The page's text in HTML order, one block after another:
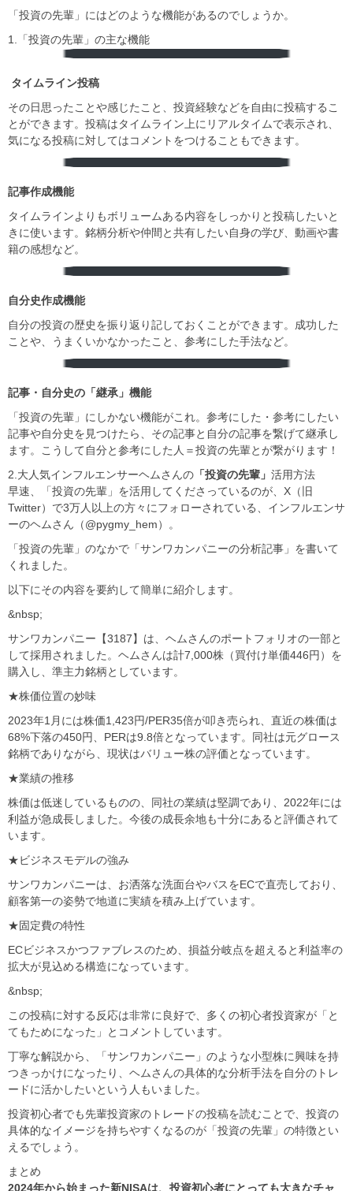
「投資の先輩」にはどのような機能があるのでしょうか。
1.「投資の先輩」の主な機能
︎ タイムライン投稿
その日思ったことや感じたこと、投資経験などを自由に投稿するこ
とができます。投稿はタイムライン上にリアルタイムで表示され、
気になる投稿に対してはコメントをつけることもできます。
︎記事作成機能
タイムラインよりもボリュームある内容をしっかりと投稿したいと
きに使います。銘柄分析や仲間と共有したい自身の学び、動画や書
籍の感想など。
︎自分史作成機能
自分の投資の歴史を振り返り記しておくことができます。成功した
ことや、うまくいかなかったこと、参考にした手法など。
︎記事・自分史の「継承」機能
「投資の先輩」にしかない機能がこれ。参考にした・参考にしたい
記事や自分史を見つけたら、その記事と自分の記事を繋げて継承し
ます。こうして自分と参考にした人＝投資の先輩とが繋がります！
2.大人気インフルエンサーヘムさんの 「投資の先輩」 活用方法
早速、「投資の先輩」を活用してくださっているのが、X（旧
Twitter）で3万人以上の方々にフォローされている、インフルエンサ
ーのヘムさん（@pygmy_hem）。
「投資の先輩」のなかで「サンワカンパニーの分析記事」を書いて
くれました。
以下にその内容を要約して簡単に紹介します。
&nbsp;
サンワカンパニー【3187】は、ヘムさんのポートフォリオの一部と
して採用されました。ヘムさんは計7,000株（買付け単価446円）を
購入し、準主力銘柄としています。
★株価位置の妙味
2023年1月には株価1,423円/PER35倍が叩き売られ、直近の株価は
68%下落の450円、PERは9.8倍となっています。同社は元グロース
銘柄でありながら、現状はバリュー株の評価となっています。
★業績の推移
株価は低迷しているものの、同社の業績は堅調であり、2022年には
利益が急成長しました。今後の成長余地も十分にあると評価されて
います。
★ビジネスモデルの強み
サンワカンパニーは、お洒落な洗面台やバスをECで直売しており、
顧客第一の姿勢で地道に実績を積み上げています。
★固定費の特性
ECビジネスかつファブレスのため、損益分岐点を超えると利益率の
拡大が見込める構造になっています。
&nbsp;
この投稿に対する反応は非常に良好で、多くの初心者投資家が「と
てもためになった」とコメントしています。
丁寧な解説から、「サンワカンパニー」のような小型株に興味を持
つきっかけになったり、ヘムさんの具体的な分析手法を自分のトレ
ードに活かしたいという人もいました。
投資初心者でも先輩投資家のトレードの投稿を読むことで、投資の
具体的なイメージを持ちやすくなるのが「投資の先輩」の特徴とい
えるでしょう。
まとめ
2024年から始まった新NISAは、投資初心者にとっても大きなチャ